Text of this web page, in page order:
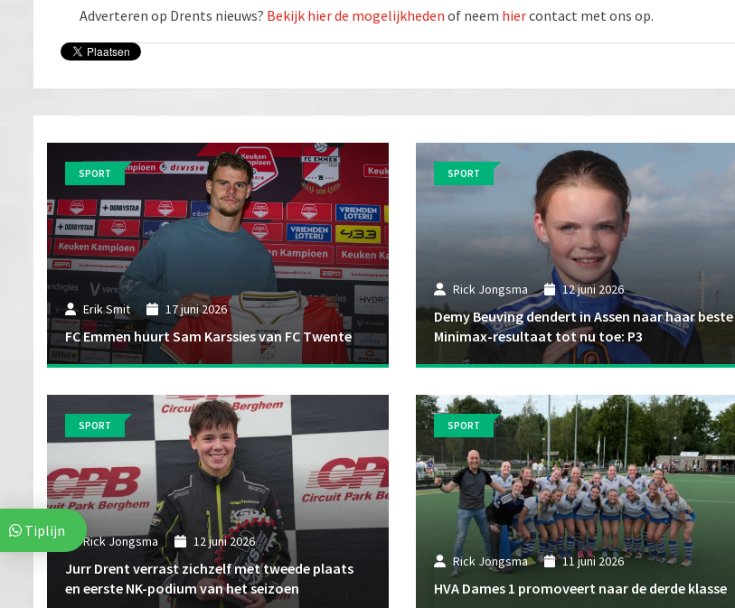
Adverteren op Drents nieuws? Bekijk hier de mogelijkheden of neem hiercontact met ons op.
Erik Smit 17 juni 2026
FC Emmen huurt Sam Karssies van FC Twente
SPORT
Rick Jongsma 12 juni 2026
Demy Beuving dendert in Assen naar haar beste
Minimax-resultaat tot nu toe: P3
SPORT
Rick Jongsma 12 juni 2026
Jurr Drent verrast zichzelf met tweede plaats
en eerste NK-podium van het seizoen
SPORT
Rick Jongsma 11 juni 2026
HVA Dames 1 promoveert naar de derde klasse
SPORT
Tiplijn